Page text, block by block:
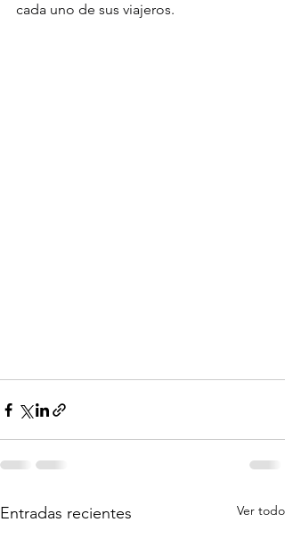
cada uno de sus viajeros.
Entradas recientes Ver todo